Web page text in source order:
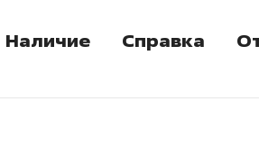
Наличие Справка